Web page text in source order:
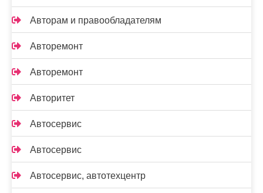
Авторам и правообладателям
Авторемонт
Авторемонт
Авторитет
Автосервис
Автосервис
Автосервис, автотехцентр